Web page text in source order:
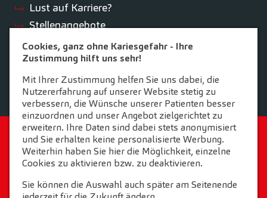
Lust auf Karriere?
Stellenangebote
Ihre Vorteile
Initiativbewerbung
STARTSEITE
KONTAKT
COOKIE-EINSTELLUNGEN
IMPRESSUM
DATENSCHUTZ
Cookies, ganz ohne Kariesgefahr - Ihre
Zustimmung hilft uns sehr!
Mit Ihrer Zustimmung helfen Sie uns dabei, die
Nutzererfahrung auf unserer Website stetig zu
verbessern, die Wünsche unserer Patienten besser
einzuordnen und unser Angebot zielgerichtet zu
erweitern. Ihre Daten sind dabei stets anonymisiert
und Sie erhalten keine personalisierte Werbung.
Weiterhin haben Sie hier die Möglichkeit, einzelne
Cookies zu aktivieren bzw. zu deaktivieren.
Sie können die Auswahl auch später am Seitenende